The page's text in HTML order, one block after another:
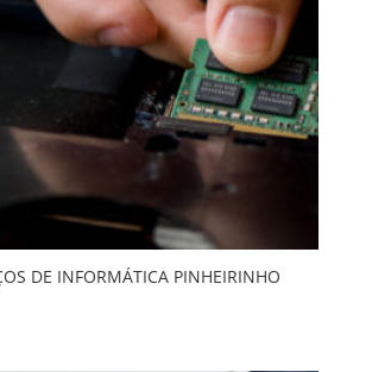
DE INFORMÁTICA PINHEIRINHO